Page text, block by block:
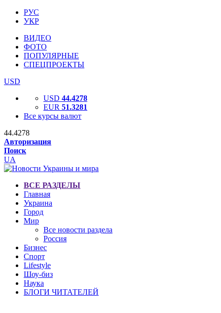
РУС
УКР
ВИДЕО
ФОТО
ПОПУЛЯРНЫЕ
СПЕЦПРОЕКТЫ
USD
USD 44.4278
EUR 51.3281
Все курсы валют
44.4278
Авторизация
Поиск
UA
ВСЕ РАЗДЕЛЫ
Главная
Украина
Город
Мир
Все новости раздела
Россия
Бизнес
Спорт
Lifestyle
Шоу-биз
Наука
БЛОГИ ЧИТАТЕЛЕЙ